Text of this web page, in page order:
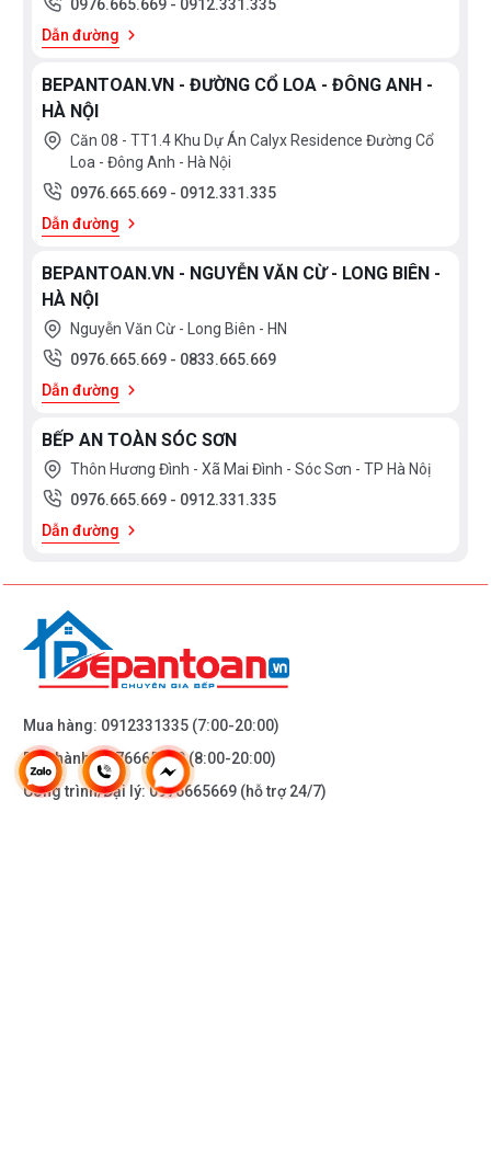
0976.665.669 - 0912.331.335
Dẫn đường
BEPANTOAN.VN - ĐƯỜNG CỔ LOA - ĐÔNG ANH -
HÀ NỘI
Căn 08 - TT1.4 Khu Dự Án Calyx Residence Đường Cổ
Loa - Đông Anh - Hà Nội
0976.665.669 - 0912.331.335
Dẫn đường
BEPANTOAN.VN - NGUYỄN VĂN CỪ - LONG BIÊN -
HÀ NỘI
Nguyễn Văn Cừ - Long Biên - HN
0976.665.669 - 0833.665.669
Dẫn đường
BẾP AN TOÀN SÓC SƠN
Thôn Hương Đình - Xã Mai Đình - Sóc Sơn - TP Hà Nôị
0976.665.669 - 0912.331.335
Dẫn đường
Mua hàng: 0912331335 (7:00-20:00)
Bảo hành:0976665669(8:00-20:00)
Công trình/Đại lý:0976665669 (hỗ trợ 24/7)